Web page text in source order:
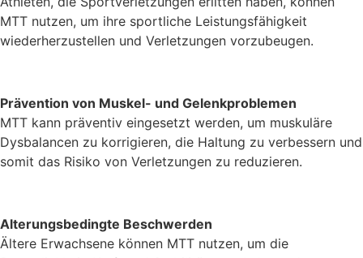
MTT nutzen, um ihre sportliche Leistungsfähigkeit
wiederherzustellen und Verletzungen vorzubeugen.
Prävention von Muskel- und Gelenkproblemen
MTT kann präventiv eingesetzt werden, um muskuläre
Dysbalancen zu korrigieren, die Haltung zu verbessern und
somit das Risiko von Verletzungen zu reduzieren.
Alterungsbedingte Beschwerden
Ältere Erwachsene können MTT nutzen, um die